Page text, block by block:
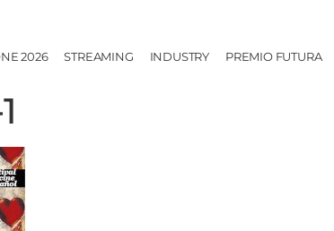
2026 STREAMING INDUSTRY PREMIO FUTURA